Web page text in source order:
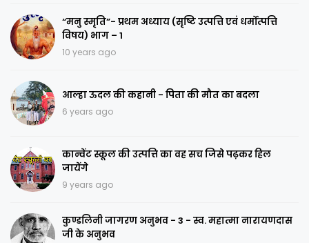
“मनु स्मृति”- प्रथम अध्याय (सृष्टि उत्पत्ति एवं धर्मोत्पत्ति
विषय) भाग – 1
10 years ago
आल्हा ऊदल की कहानी - पिता की मौत का बदला
6 years ago
कान्वेंट स्कूल की उत्पत्ति का वह सच जिसे पढ़कर हिल
जायेंगे
9 years ago
कुण्डलिनी जागरण अनुभव - 3 - स्व. महात्मा नारायणदास
जी के अनुभव